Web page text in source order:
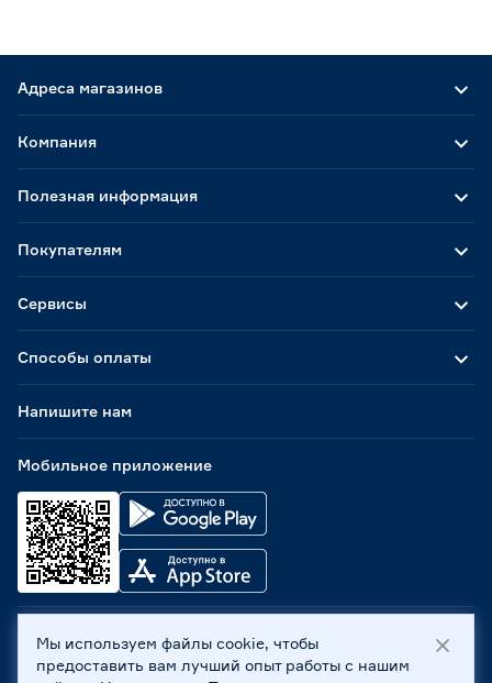
Адреса магазинов
Способы оплаты
Мобильное приложение
Компания
Полезная информация
Покупателям
Сервисы
Напишите нам
ООО «Бауцентр Рус» 2004 -2026, 236029, г. Калининград,
ул. А.Невского, 205. ИНН 7702596813, КПП 390601001 ©
Мы используем файлы cookie, чтобы
предоставить вам лучший опыт работы с нашим